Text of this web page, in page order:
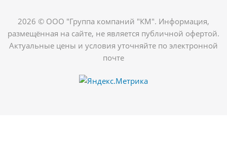
2026 © ООО "Группа компаний "КМ". Информация,
размещённая на сайте, не является публичной офертой.
Актуальные цены и условия уточняйте по электронной
почте